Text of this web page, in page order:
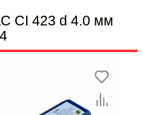
CI 423 d 4.0 мм